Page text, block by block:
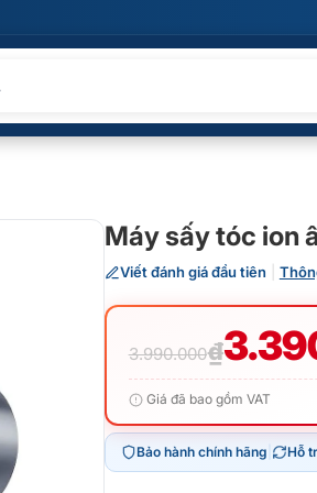
Máy sấy tóc ion
Viết đánh giá đầu tiên
3.990.000₫
Giá
gốc
là:
Giá
hiện
tại
là:
Giá đã bao gồm VAT
Bảo hành chính hãng Hỗ